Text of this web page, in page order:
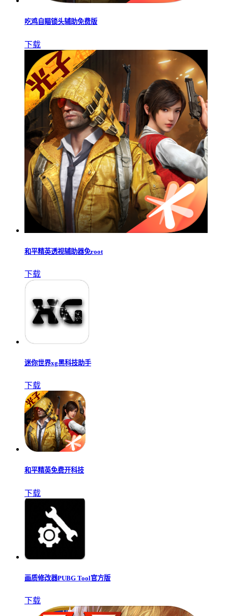
吃鸡自瞄锁头辅助免费版
下载
和平精英透视辅助器免root
下载
迷你世界xg黑科技助手
下载
和平精英免费开科技
下载
画质修改器PUBG Tool官方版
下载